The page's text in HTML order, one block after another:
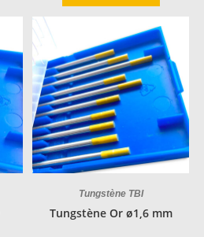
Tungstène TBI
Tungstène Or ø1,6 mm